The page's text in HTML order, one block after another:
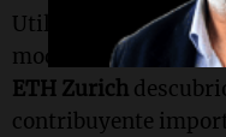
Utilizando tanto
modelos de ratones
ETH Zurich
contribuyente